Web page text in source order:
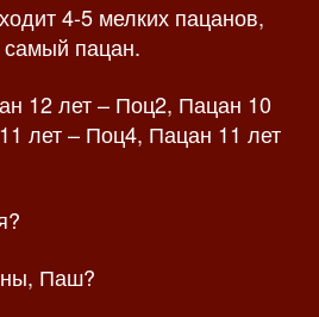
4-5 мелких пацанов,
пацан.
12 лет – Поц2, Пацан 10
лет – Поц4, Пацан 11 лет
Паш?